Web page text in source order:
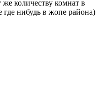
количеству комнат в
где нибудь в жопе района)